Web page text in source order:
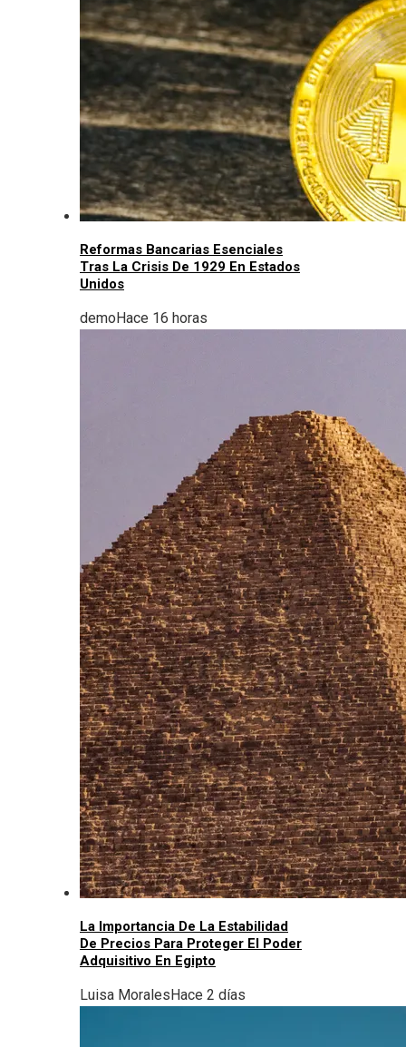
Reformas Bancarias Esenciales
Tras La Crisis De 1929 En Estados
Unidos
demoHace 16 horas
La Importancia De La Estabilidad
De Precios Para Proteger El Poder
Adquisitivo En Egipto
Luisa MoralesHace 2 días